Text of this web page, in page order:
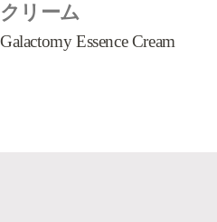
クリーム
Galactomy Essence Cream